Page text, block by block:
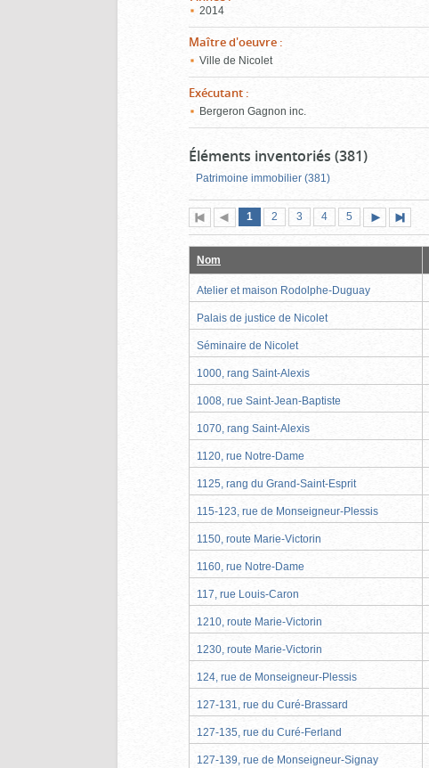
2014
Maître d'oeuvre :
Ville de Nicolet
Exécutant :
Bergeron Gagnon inc.
Éléments inventoriés (381)
Patrimoine immobilier (381)
Première
page
Page
précédente
Page
1 (page
actuelle)
Page
2 Page
3 Page
4 Page
5
suivante
page
Nom
Atelier et maison Rodolphe-Duguay
Palais de justice de Nicolet
Séminaire de Nicolet
1000, rang Saint-Alexis
1008, rue Saint-Jean-Baptiste
1070, rang Saint-Alexis
1120, rue Notre-Dame
1125, rang du Grand-Saint-Esprit
115-123, rue de Monseigneur-Plessis
1150, route Marie-Victorin
1160, rue Notre-Dame
117, rue Louis-Caron
1210, route Marie-Victorin
1230, route Marie-Victorin
124, rue de Monseigneur-Plessis
127-131, rue du Curé-Brassard
127-135, rue du Curé-Ferland
127-139, rue de Monseigneur-Signay